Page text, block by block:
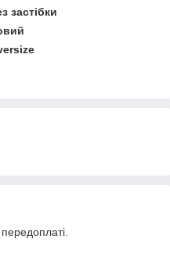
застібки